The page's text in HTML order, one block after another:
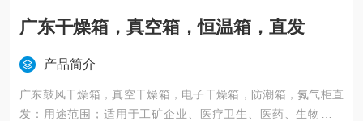
广东干燥箱，真空箱，恒温箱，直发
产品简介
广东鼓风干燥箱，真空干燥箱，电子干燥箱，防潮箱，氮气柜直
发：用途范围；适用于工矿企业、医疗卫生、医药、生物、农